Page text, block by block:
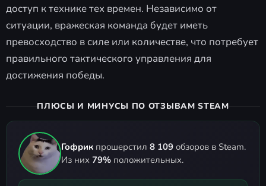
доступ к технике тех времен. Независимо от
ситуации, вражеская команда будет иметь
превосходство в силе или количестве, что потребует
правильного тактического управления для
достижения победы.
ПЛЮСЫ И МИНУСЫ ПО ОТЗЫВАМ STEAM
Гофрик прошерстил 8 109 обзоров в Steam.
Из них 79% положительных.